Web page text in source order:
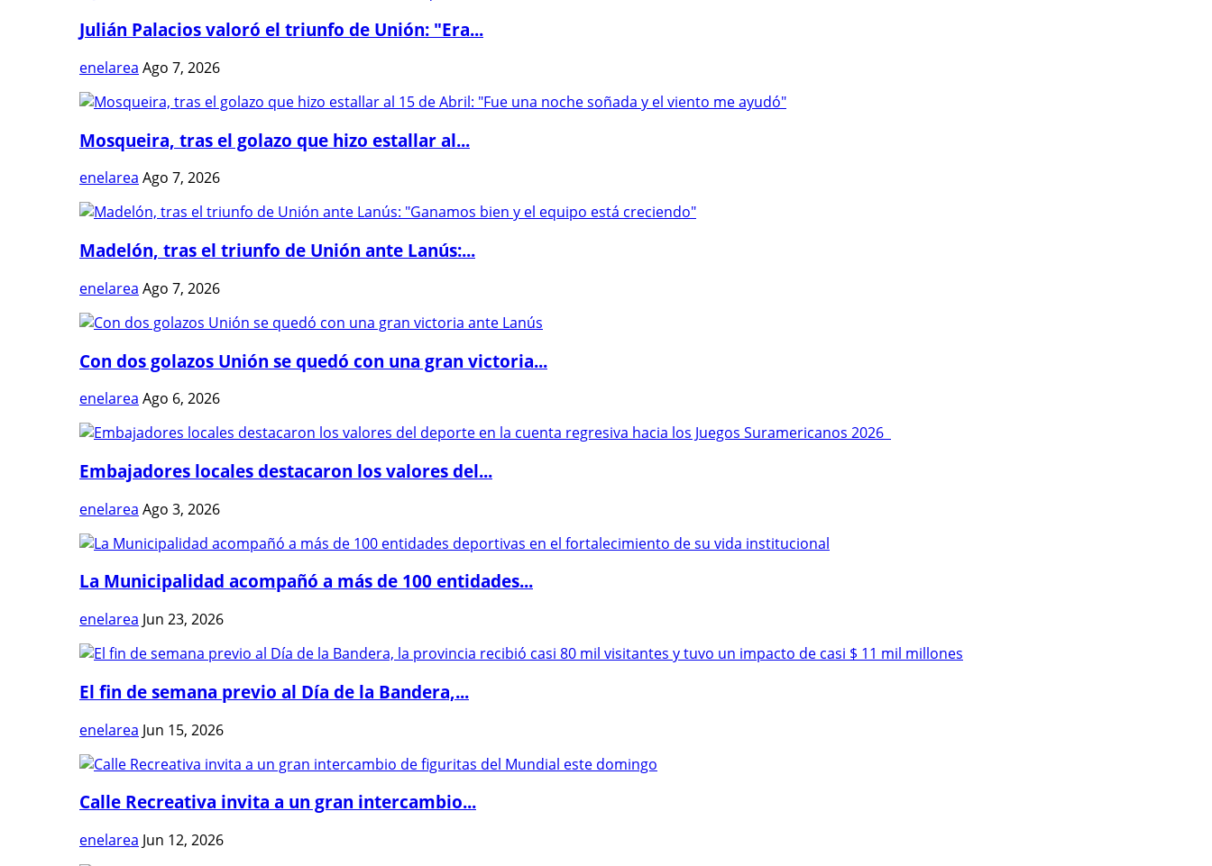
Julián Palacios valoró el triunfo de Unión: "Era...
enelarea Ago 7, 2026
Mosqueira, tras el golazo que hizo estallar al...
enelarea Ago 7, 2026
Madelón, tras el triunfo de Unión ante Lanús:...
enelarea Ago 7, 2026
Con dos golazos Unión se quedó con una gran victoria...
enelarea Ago 6, 2026
Embajadores locales destacaron los valores del...
enelarea Ago 3, 2026
La Municipalidad acompañó a más de 100 entidades...
enelarea Jun 23, 2026
El fin de semana previo al Día de la Bandera,...
enelarea Jun 15, 2026
Calle Recreativa invita a un gran intercambio...
enelarea Jun 12, 2026